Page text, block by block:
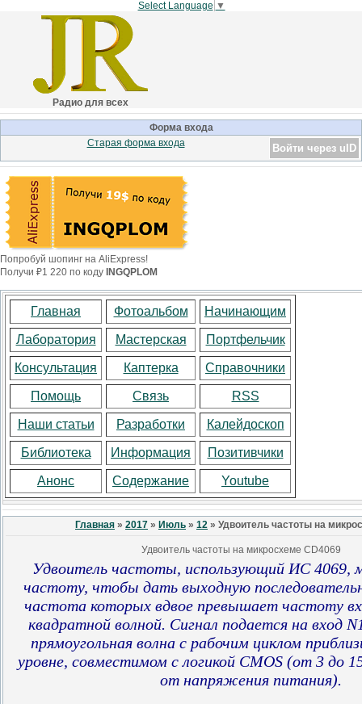
Select Language ▼
Радио для всех
Форма входа
Войти через uID
Старая форма входа
Попробуй шопинг на AliExpress!
Получи ₽1 220 по коду INGQPLOM
Главная Фотоальбом Начинающим
Лаборатория Мастерская Портфельчик
Консультация Каптерка Справочники
Помощь Связь RSS
Наши статьи Разработки Калейдоскоп
Библиотека Информация Позитивчики
Анонс Содержание Youtube
Главная » 2017 » Июль » 12 » Удвоитель частоты на
Удвоитель частоты на микросхеме CD4069
Удвоитель частоты, использующий ИС4069,
частоту, чтобы дать выходную
частота которыхвдвое превышает частоту
квадратной волной. Сигнал подается на вход
прямоугольная волна с рабочим циклом
уровне, совместимом с логикой CMOS (от 3 до
от напряжения питания).